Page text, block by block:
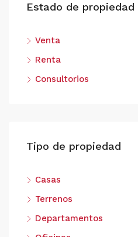
Estado de propiedad
Venta
Renta
Consultorios
Tipo de propiedad
Casas
Terrenos
Departamentos